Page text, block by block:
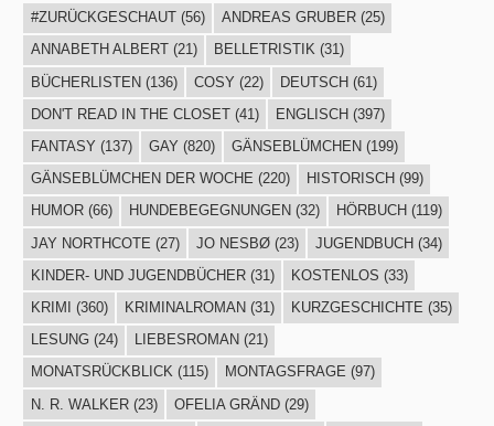
#ZURÜCKGESCHAUT(56) ANDREAS GRUBER(25)
ANNABETH ALBERT(21) BELLETRISTIK(31)
BÜCHERLISTEN(136) COSY (22) DEUTSCH(61)
DON'T READ IN THE CLOSET(41) ENGLISCH (397)
FANTASY (137) GAY (820) GÄNSEBLÜMCHEN (199)
GÄNSEBLÜMCHEN DER WOCHE (220) HISTORISCH (99)
HUMOR(66) HUNDEBEGEGNUNGEN (32) HÖRBUCH (119)
JAY NORTHCOTE (27) JO NESBØ(23) JUGENDBUCH(34)
KINDER- UND JUGENDBÜCHER(31) KOSTENLOS (33)
KRIMI
(360) KRIMINALROMAN (31) KURZGESCHICHTE (35)
LESUNG(24) LIEBESROMAN (21)
MONATSRÜCKBLICK(115) MONTAGSFRAGE (97)
N. R. WALKER(23) OFELIA GRÄND(29)